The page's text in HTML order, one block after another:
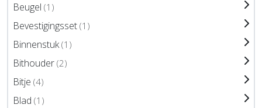
Beugel (1)
Bevestigingsset (1)
Binnenstuk(1)
Bithouder (2)
Bitje (4)
Blad (1)